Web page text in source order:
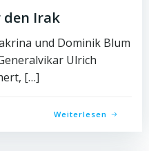
den Irak
und Dominik Blum
Ulrich
[…]
Weiterlesen